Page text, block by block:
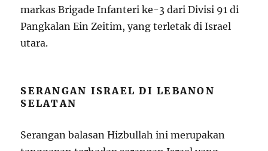
markas Brigade Infanteri ke-3 dari Divisi 91 di
Pangkalan Ein Zeitim, yang terletak di Israel
utara.
SERANGAN ISRAEL DI LEBANON
SELATAN
Serangan balasan Hizbullah ini merupakan